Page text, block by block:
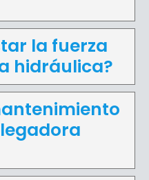
la fuerza
hidráulica?